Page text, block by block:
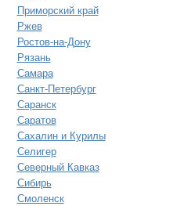
Приморский край
Ржев
Ростов-на-Дону
Рязань
Самара
Санкт-Петербург
Саранск
Саратов
Сахалин и Курилы
Селигер
Северный Кавказ
Сибирь
Смоленск